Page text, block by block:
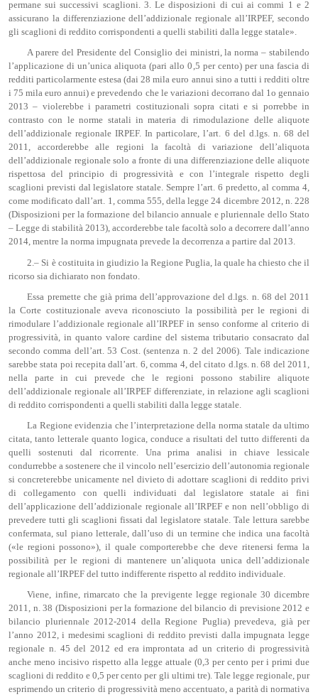
permane sui successivi scaglioni. 3. Le disposizioni di cui ai commi 1 e 2
assicurano la differenziazione dell’addizionale regionale all’IRPEF, secondo
gli scaglioni di reddito corrispondenti a quelli stabiliti dalla legge statale».
A parere del Presidente del Consiglio dei ministri, la norma – stabilendo
l’applicazione di un’unica aliquota (pari allo 0,5 per cento) per una fascia di
redditi particolarmente estesa (dai 28 mila euro annui sino a tutti i redditi oltre
i 75 mila euro annui) e prevedendo che le variazioni decorrano dal 1o gennaio
2013 – violerebbe i parametri costituzionali sopra citati e si porrebbe in
contrasto con le norme statali in materia di rimodulazione delle aliquote
dell’addizionale regionale IRPEF. In particolare, l’art. 6 del d.lgs. n. 68 del
2011, accorderebbe alle regioni la facoltà di variazione dell’aliquota
dell’addizionale regionale solo a fronte di una differenziazione delle aliquote
rispettosa del principio di progressività e con l’integrale rispetto degli
scaglioni previsti dal legislatore statale. Sempre l’art. 6 predetto, al comma 4,
come modificato dall’art. 1, comma 555, della legge 24 dicembre 2012, n. 228
(Disposizioni per la formazione del bilancio annuale e pluriennale dello Stato
– Legge di stabilità 2013), accorderebbe tale facoltà solo a decorrere dall’anno
2014, mentre la norma impugnata prevede la decorrenza a partire dal 2013.
2.– Si è costituita in giudizio la Regione Puglia, la quale ha chiesto che il
ricorso sia dichiarato non fondato.
Essa premette che già prima dell’approvazione del d.lgs. n. 68 del 2011
la Corte costituzionale aveva riconosciuto la possibilità per le regioni di
rimodulare l’addizionale regionale all’IRPEF in senso conforme al criterio di
progressività, in quanto valore cardine del sistema tributario consacrato dal
secondo comma dell’art. 53 Cost. (sentenza n. 2 del 2006). Tale indicazione
sarebbe stata poi recepita dall’art. 6, comma 4, del citato d.lgs. n. 68 del 2011,
nella parte in cui prevede che le regioni possono stabilire aliquote
dell’addizionale regionale all’IRPEF differenziate, in relazione agli scaglioni
di reddito corrispondenti a quelli stabiliti dalla legge statale.
La Regione evidenzia che l’interpretazione della norma statale da ultimo
citata, tanto letterale quanto logica, conduce a risultati del tutto differenti da
quelli sostenuti dal ricorrente. Una prima analisi in chiave lessicale
condurrebbe a sostenere che il vincolo nell’esercizio dell’autonomia regionale
si concreterebbe unicamente nel divieto di adottare scaglioni di reddito privi
di collegamento con quelli individuati dal legislatore statale ai fini
dell’applicazione dell’addizionale regionale all’IRPEF e non nell’obbligo di
prevedere tutti gli scaglioni fissati dal legislatore statale. Tale lettura sarebbe
confermata, sul piano letterale, dall’uso di un termine che indica una facoltà
(«le regioni possono»), il quale comporterebbe che deve ritenersi ferma la
possibilità per le regioni di mantenere un’aliquota unica dell’addizionale
regionale all’IRPEF del tutto indifferente rispetto al reddito individuale.
Viene, infine, rimarcato che la previgente legge regionale 30 dicembre
2011, n. 38 (Disposizioni per la formazione del bilancio di previsione 2012 e
bilancio pluriennale 2012-2014 della Regione Puglia) prevedeva, già per
l’anno 2012, i medesimi scaglioni di reddito previsti dalla impugnata legge
regionale n. 45 del 2012 ed era improntata ad un criterio di progressività
anche meno incisivo rispetto alla legge attuale (0,3 per cento per i primi due
scaglioni di reddito e 0,5 per cento per gli ultimi tre). Tale legge regionale, pur
esprimendo un criterio di progressività meno accentuato, a parità di normativa